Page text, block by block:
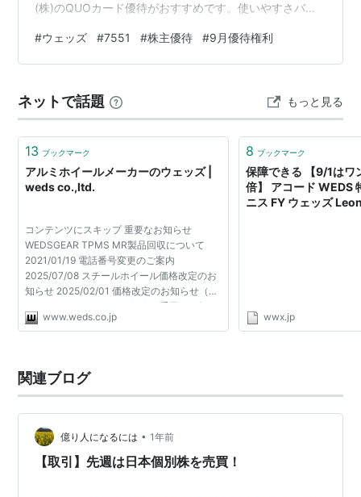
(株)のQUOカード優待がおすすめです。使いやすさバツ
り物にも便利です✨ 🎯権利確定日と株数 権利確定日：9
月末日 単元株数：100株～ QUOカード優待は1,000株以
楽しめる株です💡 🎁優待内容（QUOカード） 1,000株以
上：2,000円分 2,000株以上：5,0…
#ウェッズ #7551 #株主優待 #9月優待権利
ネットで話題 もっと見る
13 ブックマーク
アルミホイールメーカーのウェッズ |
weds co.,ltd.
コンテンツにスキップ 重要なお知らせ
WEDSGEAR TPMS MR製品回収について
2021/01/19 電話番号変更のご案内
2025/07/08 スチールホイール価格改定のお
知らせ 2025/02/01 価格改定のお知らせ（オ
リジナルパーツ） 2024/11/06 重要なお知ら
せ一覧はこちら » NEWS スカラシップ制度の
www.weds.co.jp
8 ブックマーク
保障できる 【9/1はワ
倍】 アコード WEDS
ニス FY ウェッズ
wwx.jp
関連ブログ
億り人になるには • 1年前
【取引】先週は日本個別株を売買！